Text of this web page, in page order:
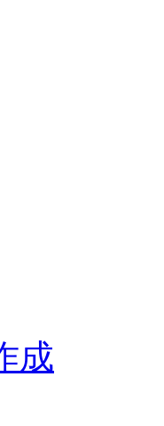
成